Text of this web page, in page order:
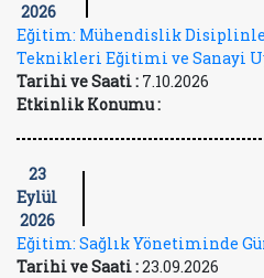
2026
Eğitim: Mühendislik
Teknikleri Eğitimi ve Sanayi
Tarihi ve Saati : 7.10.2026
Etkinlik Konumu :
23
Eylül
2026
Eğitim: Sağlık Yönetiminde
Tarihi ve Saati :23.09.2026